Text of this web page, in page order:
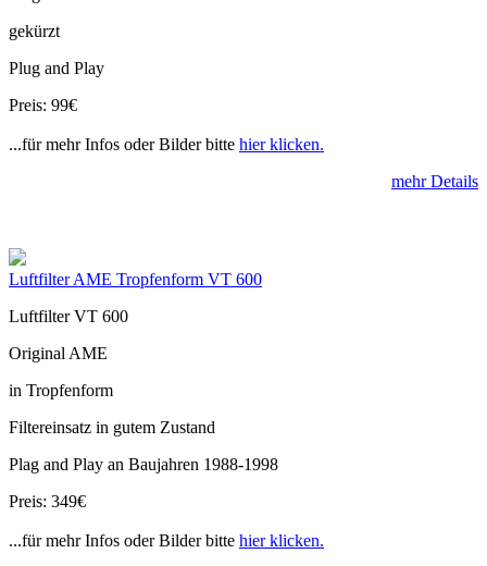
gekürzt
Plug and Play
Preis: 99€
...für mehr Infos oder Bilder bitte hier klicken.
mehr Details
Luftfilter AME Tropfenform VT 600
Luftfilter VT 600
Original AME
in Tropfenform
Filtereinsatz in gutem Zustand
Plag and Play an Baujahren 1988-1998
Preis: 349€
...für mehr Infos oder Bilder bitte hier klicken.